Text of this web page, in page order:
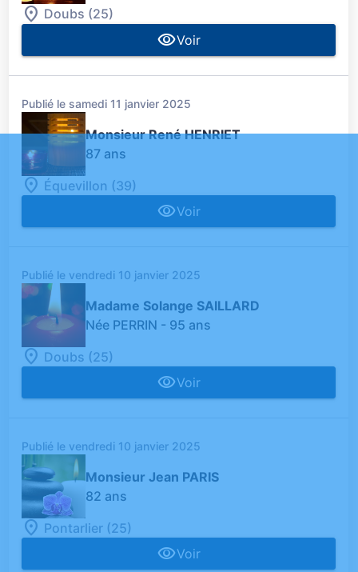
Doubs (25)
Voir
Publié le samedi 11 janvier 2025
Monsieur René HENRIET
87 ans
Équevillon (39)
Voir
Publié le vendredi 10 janvier 2025
Madame Solange SAILLARD
Née PERRIN - 95 ans
Doubs (25)
Voir
Publié le vendredi 10 janvier 2025
Monsieur Jean PARIS
82 ans
Pontarlier (25)
Voir